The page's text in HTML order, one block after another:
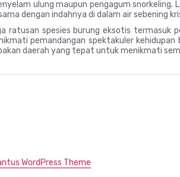
ulung maupun pengagum snorkeling.
dengan indahnya di dalam air sebening
ratusan spesies burung eksotis termasuk
pemandangan spektakuler kehidupan
daerah yang tepat untuk menikmati
WordPress Theme